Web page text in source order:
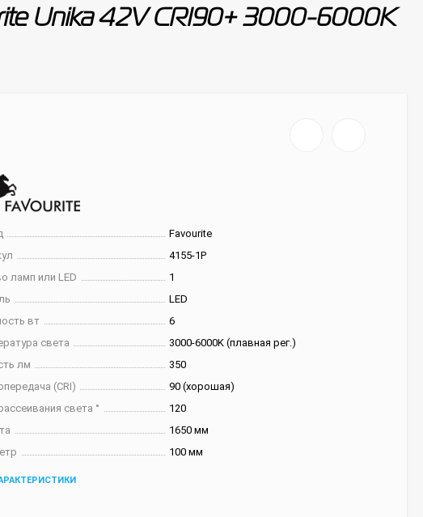
Unika 42V CRI90+ 3000-6000К
Favourite
4155-1P
ламп или LED
1
LED
вт
6
света
3000-6000K (плавная рег.)
лм
350
(CRI)
90 (хорошая)
света °
120
1650 мм
100 мм